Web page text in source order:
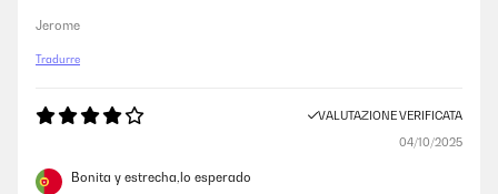
Jerome
Tradurre
VALUTAZIONE VERIFICATA
04/10/2025
Bonita y estrecha,lo esperado